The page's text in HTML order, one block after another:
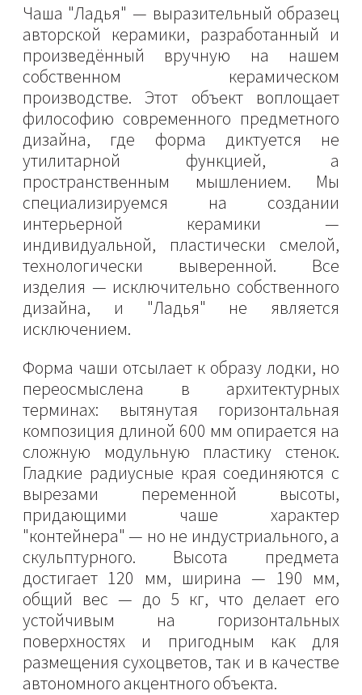
Чаша "Ладья" — выразительный образец
авторской керамики, разработанный и
произведённый вручную на нашем
собственном керамическом
производстве. Этот объект воплощает
философию современного предметного
дизайна, где форма диктуется не
утилитарной функцией, а
пространственным мышлением. Мы
специализируемся на создании
интерьерной керамики —
индивидуальной, пластически смелой,
технологически выверенной. Все
изделия — исключительно собственного
дизайна, и "Ладья" не является
исключением.
Форма чаши отсылает к образу лодки, но
переосмыслена в архитектурных
терминах: вытянутая горизонтальная
композиция длиной 600 мм опирается на
сложную модульную пластику стенок.
Гладкие радиусные края соединяются с
вырезами переменной высоты,
придающими чаше характер
"контейнера" — но не индустриального, а
скульптурного. Высота предмета
достигает 120 мм, ширина — 190 мм,
общий вес — до 5 кг, что делает его
устойчивым на горизонтальных
поверхностях и пригодным как для
размещения сухоцветов, так и в качестве
автономного акцентного объекта.